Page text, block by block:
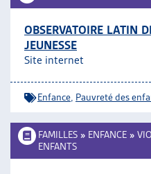
OBSERVATOIRE LATIN
JEUNESSE
Site internet
Enfance Pauvreté des
FAMILLES » ENFANCE »
ENFANTS